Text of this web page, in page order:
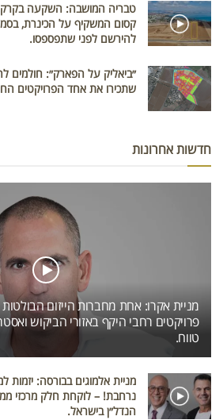
טבריה המושבה: השקעה
קסום המשקיף על הכינרת,
להירשם לפני שתפספסו.
״ביאליק על הפארק״: חולמים
שתכירו את אחד הפרויקטים
חדשות אחרונות
מניית אקרו: אחת מחברות הייזום
פרויקטים רחבי היקף באזורי הביקוש
טווח.
מניית אלמוגים בבורסה: יזמות
נרחבת! – לוקחת חלק מרכזי
הנדל״ן בישראל.